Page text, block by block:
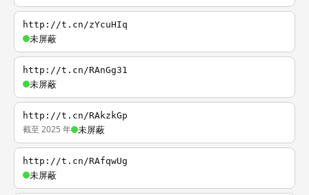
http://t.cn/zYcuHIq
未屏蔽
http://t.cn/RAnGg31
未屏蔽
http://t.cn/RAkzkGp
截至 2025 年 未屏蔽
http://t.cn/RAfqwUg
未屏蔽